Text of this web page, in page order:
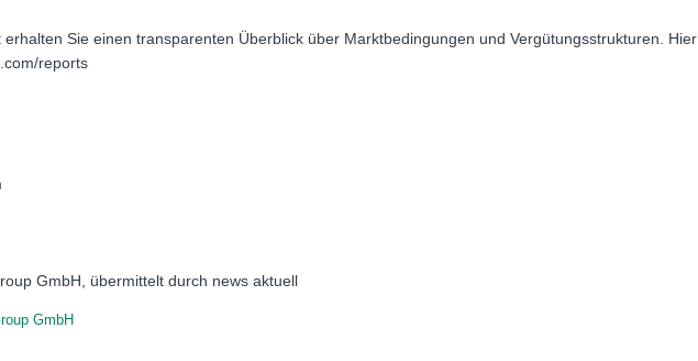
Sie einen transparenten Überblick über Marktbedingungen und Vergütungsstrukturen. Hier
reports
GmbH, übermittelt durch news aktuell
GmbH